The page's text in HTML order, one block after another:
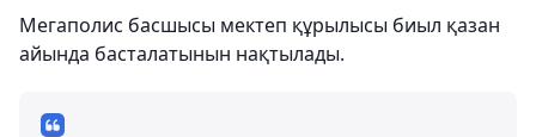
Мегаполис басшысы мектеп құрылысы биыл қазан
айында басталатынын нақтылады.